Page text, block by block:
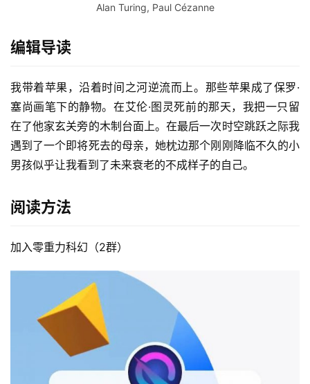
Alan Turing, Paul Cézanne
编辑导读
我带着苹果，沿着时间之河逆流而上。那些苹果成了保罗·
塞尚画笔下的静物。在艾伦·图灵死前的那天，我把一只留
在了他家玄关旁的木制台面上。在最后一次时空跳跃之际我
遇到了一个即将死去的母亲，她枕边那个刚刚降临不久的小
男孩似乎让我看到了未来衰老的不成样子的自己。
阅读方法
加入零重力科幻（2群）